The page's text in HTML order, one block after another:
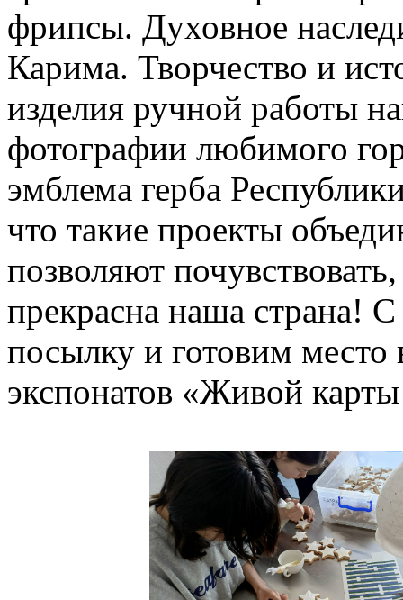
фрипсы. Духовное
Карима. Творчество и
изделия ручной работы
фотографии любимого
эмблема герба
что такие проекты
позволяют
прекрасна наша страна!
посылку и готовим
экспонатов «Живой